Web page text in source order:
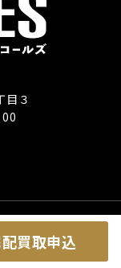
買取申込
目３
専門店